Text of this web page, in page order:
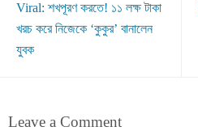
Viral: শখপূরণ করতে! ১১ লক্ষ টাকা
খরচ করে নিজেকে ‘কুকুর’ বানালেন
যুবক
Leave a Comment